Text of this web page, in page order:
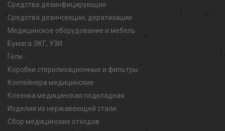
Средства дезинфицирующие
Средства дезинсекции, дератизации
Медицинское оборудование и мебель
Бумага ЭКГ, УЗИ
Гели
Коробки стерилизационные и фильтры
Контейнера медицинские
Клеенка медицинская подкладная
Изделия из нержавеющей стали
Сбор медицинских отходов